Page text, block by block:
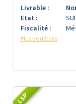
Livrable :
Etat :
Fiscalité :
Plus de détails
LSP